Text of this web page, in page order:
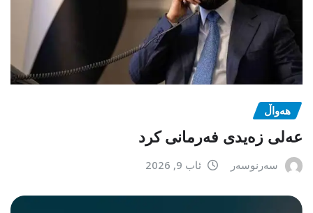
هەواڵ
عەلی زەیدی فەرمانی کرد
سەرنوسەر ئاب 9, 2026